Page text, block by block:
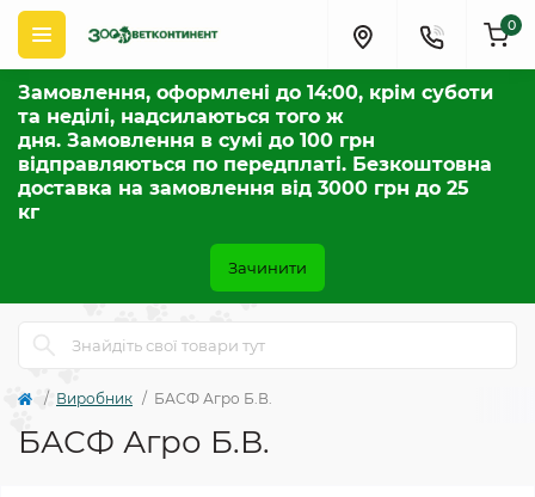
Замовлення, оформлені до 14:00, крім суботи
та неділі, надсилаються того ж
дня. Замовлення в сумі до 100 грн
відправляються по передплаті. Безкоштовна
доставка на замовлення від 3000 грн до 25
кг
Зачинити
0
Виробник БАСФ Агро Б.В.
БАСФ Агро Б.В.